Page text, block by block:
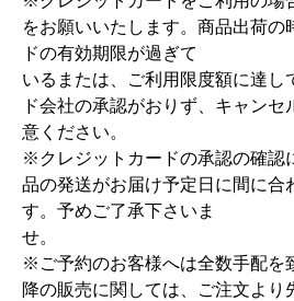
をお願いいたします。商品出荷の
ドの有効期限が過ぎて
いるまたは、ご利用限度額に達し
ド会社の承認がおりず、キャンセ
意ください。
※クレジットカードの承認の確認
品の発送がお届け予定日に間に合
す。予めご了承下さいま
せ。
※ご予約のお客様へは全数手配を
降の販売に関しては、ご注文より